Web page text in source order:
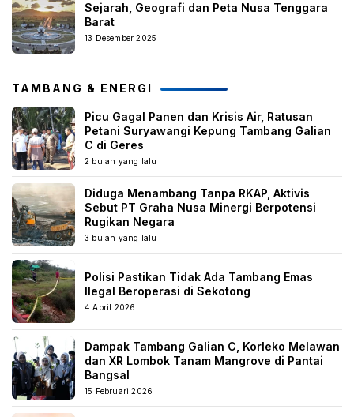
Sejarah, Geografi dan Peta Nusa Tenggara
Barat
13 Desember 2025
TAMBANG & ENERGI
Picu Gagal Panen dan Krisis Air, Ratusan
Petani Suryawangi Kepung Tambang Galian
C di Geres
2 bulan yang lalu
Diduga Menambang Tanpa RKAP, Aktivis
Sebut PT Graha Nusa Minergi Berpotensi
Rugikan Negara
3 bulan yang lalu
Polisi Pastikan Tidak Ada Tambang Emas
Ilegal Beroperasi di Sekotong
4 April 2026
Dampak Tambang Galian C, Korleko Melawan
dan XR Lombok Tanam Mangrove di Pantai
Bangsal
15 Februari 2026